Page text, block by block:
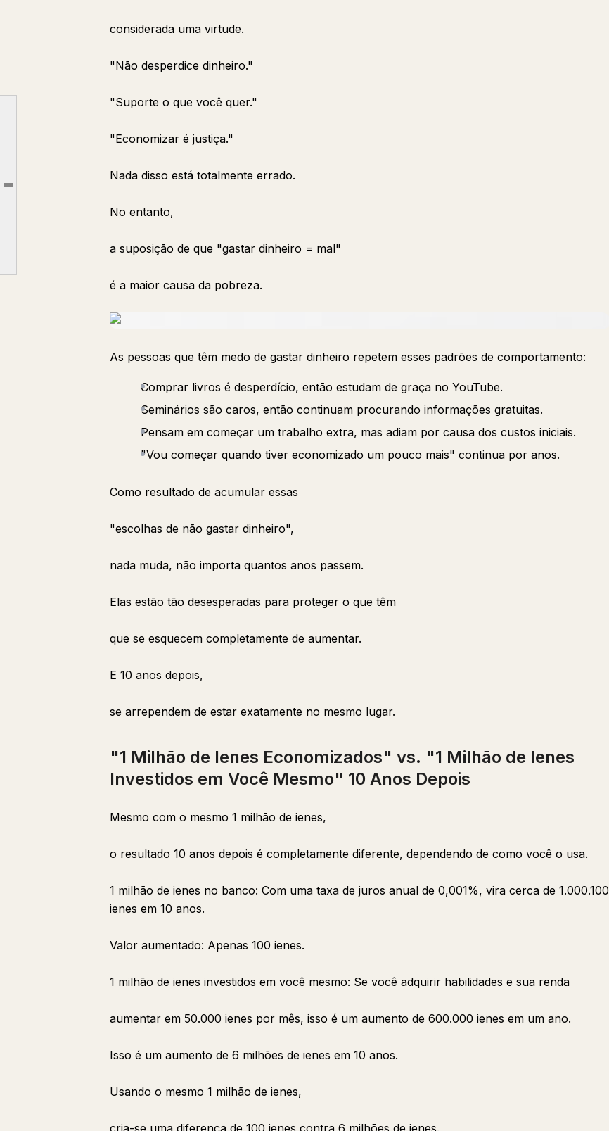
A Armadilha em que as Pessoas Caem Quando Têm "Medo de Gastar Dinheiro"
A Diferença Entre Investimento Real em Si Mesmo e Desperdício
A Forma como Quem Ganha Dinheiro Usa o Dinheiro é Fundamentalmente Diferente
Tenha Apenas Um "Padrão para Gastar Dinheiro"
considerada uma virtude.
"Não desperdice dinheiro."
"Suporte o que você quer."
"Economizar é justiça."
Nada disso está totalmente errado.
No entanto,
a suposição de que "gastar dinheiro = mal"
é a maior causa da pobreza.
As pessoas que têm medo de gastar dinheiro repetem esses padrões de comportamento:
Comprar livros é desperdício, então estudam de graça no YouTube.
Seminários são caros, então continuam procurando informações gratuitas.
Pensam em começar um trabalho extra, mas adiam por causa dos custos iniciais.
"Vou começar quando tiver economizado um pouco mais" continua por anos.
Como resultado de acumular essas
"escolhas de não gastar dinheiro",
nada muda, não importa quantos anos passem.
Elas estão tão desesperadas para proteger o que têm
que se esquecem completamente de aumentar.
E 10 anos depois,
se arrependem de estar exatamente no mesmo lugar.
"1 Milhão de Ienes Economizados" vs. "1 Milhão de Ienes
Investidos em Você Mesmo" 10 Anos Depois
Mesmo com o mesmo 1 milhão de ienes,
o resultado 10 anos depois é completamente diferente, dependendo de como você o usa.
1 milhão de ienes no banco: Com uma taxa de juros anual de 0,001%, vira cerca de 1.000.100
ienes em 10 anos.
Valor aumentado: Apenas 100 ienes.
1 milhão de ienes investidos em você mesmo: Se você adquirir habilidades e sua renda
aumentar em 50.000 ienes por mês, isso é um aumento de 600.000 ienes em um ano.
Isso é um aumento de 6 milhões de ienes em 10 anos.
Usando o mesmo 1 milhão de ienes,
cria-se uma diferença de 100 ienes contra 6 milhões de ienes.